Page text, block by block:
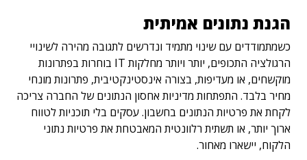
הגנת נתונים אמיתית
כשמתמודדים עם שינוי מתמיד ונדרשים לתגובה מהירה לשינויי
הרגולציה התכופים, יותר ויותר מחלקות IT בוחרות בפתרונות
מוקשחים, או מעדיפות, בצורה אינסטינקטיבית, פתרונות מונחי
מחיר בלבד. התפתחות מדיניות אחסון הנתונים של החברה צריכה
לקחת את פרטיות הנתונים בחשבון. עסקים בלי תוכניות לטווח
ארוך יותר, או תשתית רלוונטית המאבטחת את פרטיות נתוני
הלקוח, יישארו מאחור.